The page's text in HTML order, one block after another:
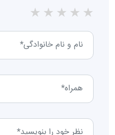
★
★
★
★
★